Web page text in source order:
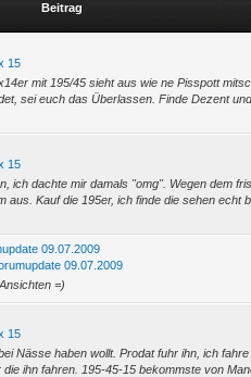
Beitrag
15
mit 195/45 sieht aus wie ne Pisspott
sei euch das Überlassen. Finde Dezent
15
ich dachte mir damals "omg". Wegen dem
aus. Kauf die 195er, ich finde die sehen echt
09.07.2009
09.07.2009
=)
15
Nässe haben wollt. Prodat fuhr ihn, ich
ihn fahren. 195-45-15 bekommste von